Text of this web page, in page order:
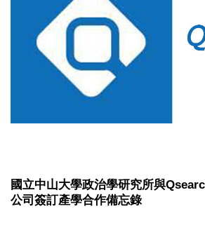
國立中山大學政治學研究所與
公司簽訂產學合作備忘錄